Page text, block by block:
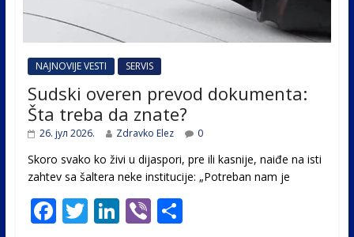
NAJNOVIJE VESTI SERVIS
Sudski overen prevod dokumenta:
Šta treba da znate?
26. јул 2026. Zdravko Elez 0
Skoro svako ko živi u dijaspori, pre ili kasnije, naiđe na isti
zahtev sa šaltera neke institucije: „Potreban nam je
F T Li Vi S